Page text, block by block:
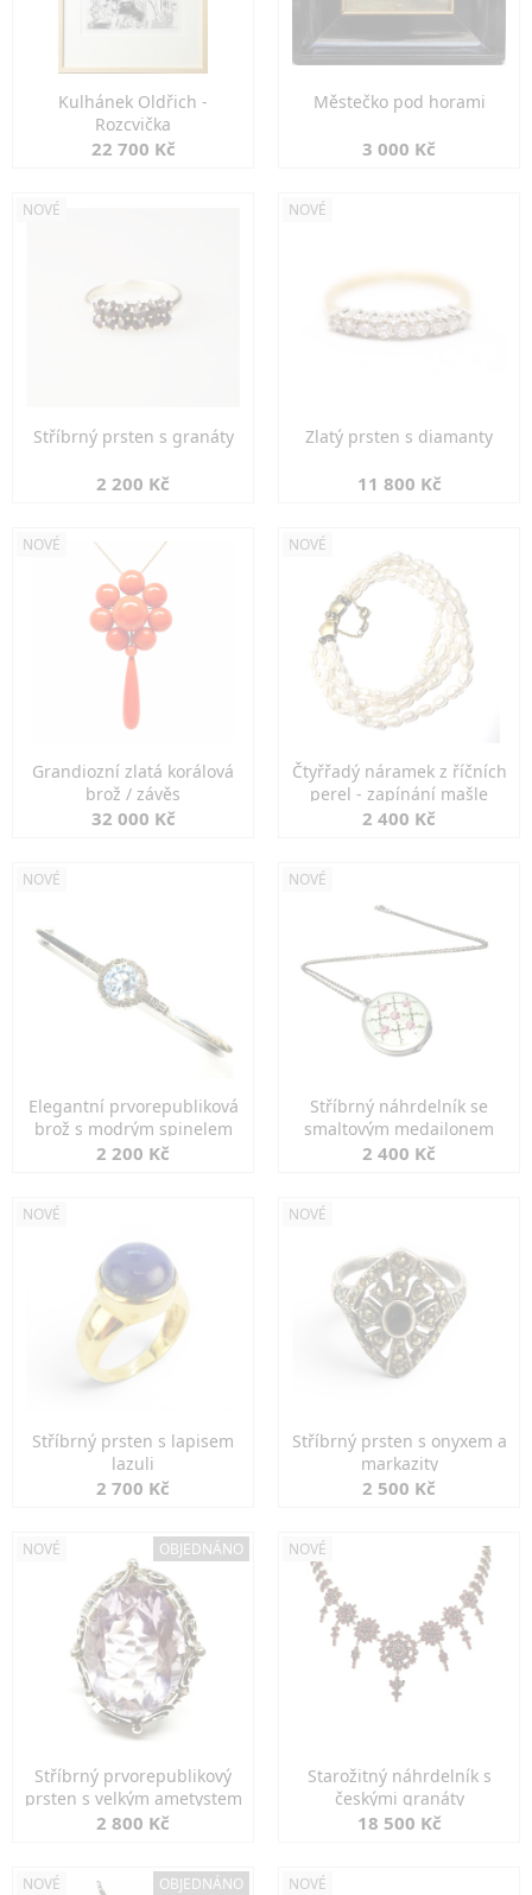
Kulhánek Oldřich -
Rozcvička
22 700 Kč
Městečko pod horami
3 000 Kč
NOVÉ
Stříbrný prsten s granáty
2 200 Kč
NOVÉ
Zlatý prsten s diamanty
11 800 Kč
NOVÉ
Grandiozní zlatá korálová
brož / závěs
32 000 Kč
NOVÉ
Čtyřřadý náramek z říčních
perel - zapínání mašle
2 400 Kč
NOVÉ
Elegantní prvorepubliková
brož s modrým spinelem
2 200 Kč
NOVÉ
Stříbrný náhrdelník se
smaltovým medailonem
2 400 Kč
NOVÉ
Stříbrný prsten s lapisem
lazuli
2 700 Kč
NOVÉ
Stříbrný prsten s onyxem a
markazity
2 500 Kč
NOVÉ OBJEDNÁNO
Stříbrný prvorepublikový
prsten s velkým ametystem
2 800 Kč
NOVÉ
Starožitný náhrdelník s
českými granáty
18 500 Kč
NOVÉ OBJEDNÁNO NOVÉ